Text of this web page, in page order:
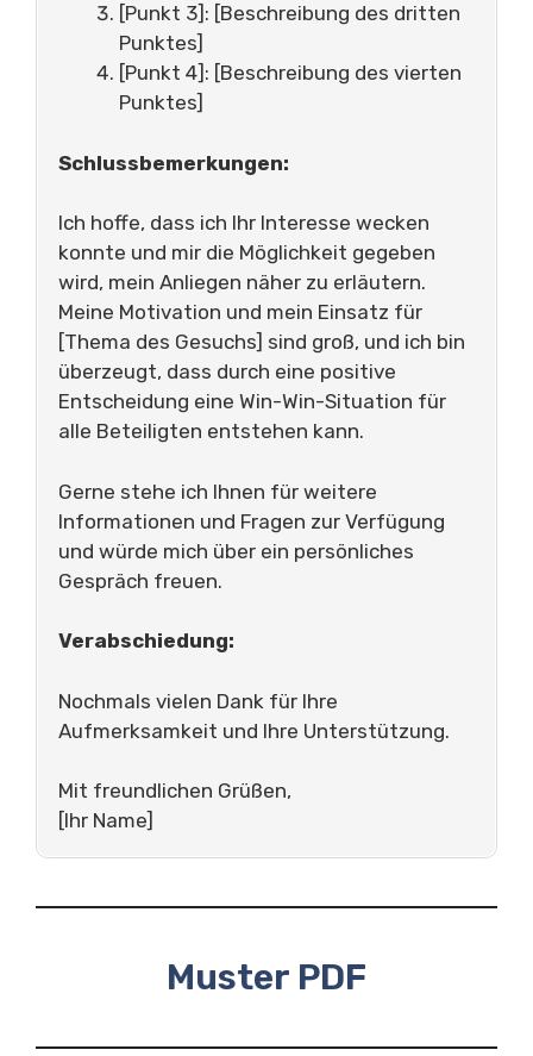
[Punkt 3]: [Beschreibung des dritten
Punktes]
[Punkt 4]: [Beschreibung des vierten
Punktes]
Schlussbemerkungen:
Ich hoffe, dass ich Ihr Interesse wecken
konnte und mir die Möglichkeit gegeben
wird, mein Anliegen näher zu erläutern.
Meine Motivation und mein Einsatz für
[Thema des Gesuchs] sind groß, und ich bin
überzeugt, dass durch eine positive
Entscheidung eine Win-Win-Situation für
alle Beteiligten entstehen kann.
Gerne stehe ich Ihnen für weitere
Informationen und Fragen zur Verfügung
und würde mich über ein persönliches
Gespräch freuen.
Verabschiedung:
Nochmals vielen Dank für Ihre
Aufmerksamkeit und Ihre Unterstützung.
Mit freundlichen Grüßen,
[Ihr Name]
Muster PDF